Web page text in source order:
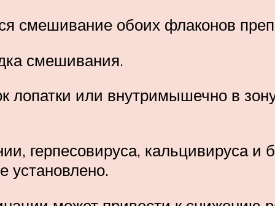
смешивание обоих флаконов
смешивания.
лопатки или внутримышечно в
герпесовируса, кальцивируса и
установлено.